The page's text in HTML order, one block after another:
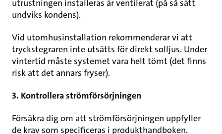
utrustningen installeras är ventilerat (på så sätt
undviks kondens).
Vid utomhusinstallation rekommenderar vi att
tryckstegraren inte utsätts för direkt solljus. Under
vintertid måste systemet vara helt tömt (det finns
risk att det annars fryser).
3. Kontrollera strömförsörjningen
Försäkra dig om att strömförsörjningen uppfyller
de krav som specificeras i produkthandboken.